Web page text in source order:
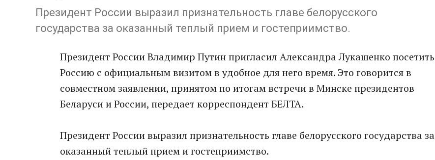
Президент России выразил признательность главе белорусского
государства за оказанный теплый прием и гостеприимство.
Президент России Владимир Путин пригласил Александра Лукашенко посетить
Россию с официальным визитом в удобное для него время. Это говорится в
совместном заявлении, принятом по итогам встречи в Минске президентов
Беларуси и России, передает корреспондент БЕЛТА.
Президент России выразил признательность главе белорусского государства за
оказанный теплый прием и гостеприимство.